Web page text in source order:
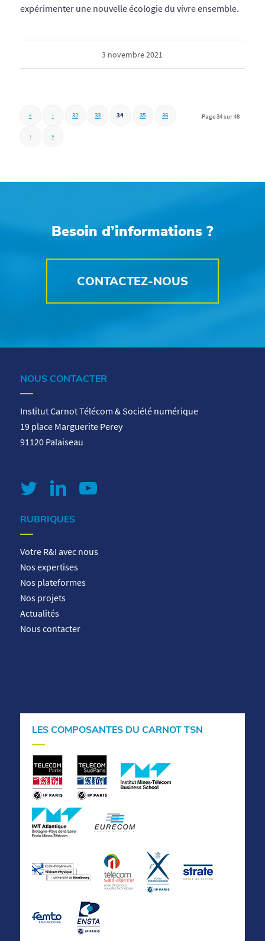
expérimenter une nouvelle écologie du vivre ensemble.
3 novembre 2021
Page 34 sur 48
« ‹ 32 33 34 35 36
› »
Besoin d’informations ?
CONTACTEZ-NOUS
NOUS CONTACTER
Institut Carnot Télécom & Société numérique
19 place Marguerite Perey
91120 Palaiseau
RUBRIQUES
Votre R&I avec nous
Nos expertises
Nos plateformes
Nos projets
Actualités
Nous contacter
LES COMPOSANTES DU CARNOT TSN